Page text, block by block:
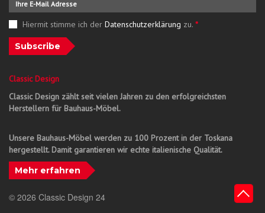
Hiermit stimme ich der Datenschutzerklärung zu. *
Subscribe
Classic Design
Classic Design zählt seit vielen Jahren zu den erfolgreichsten
Herstellern für Bauhaus-Möbel.
Unsere Bauhaus-Möbel werden zu 100 Prozent in der Toskana
hergestellt. Damit garantieren wir echte italienische Qualität.
Mehr erfahren
© 2026 Classic Design 24